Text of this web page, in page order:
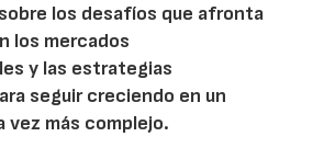
los desafíos que afronta
los mercados
y las estrategias
seguir creciendo en un
vez más complejo.